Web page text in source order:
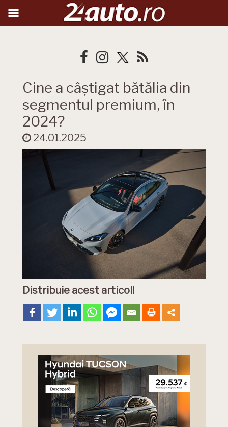
Cine a câștigat bătălia din
segmentul premium, în
2024?
24.01.2025
Distribuie acest articol!